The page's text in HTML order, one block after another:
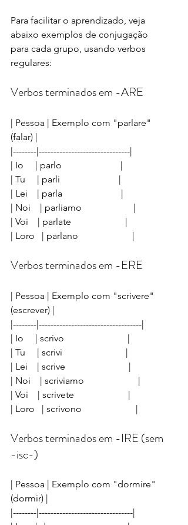
Para facilitar o aprendizado, veja
abaixo exemplos de conjugação
para cada grupo, usando verbos
regulares:
Verbos terminados em -ARE
| Pessoa | Exemplo com "parlare"
(falar) |
|--------|-------------------------------|
| Io     | parlo                         |
| Tu     | parli                         |
| Lei    | parla                         |
| Noi    | parliamo                      |
| Voi    | parlate                       |
| Loro   | parlano                       |
Verbos terminados em -ERE
| Pessoa | Exemplo com "scrivere"
(escrever) |
|--------|-----------------------------------|
| Io     | scrivo                           |
| Tu     | scrivi                           |
| Lei    | scrive                           |
| Noi    | scriviamo                       |
| Voi    | scrivete                       |
| Loro   | scrivono                       |
Verbos terminados em -IRE (sem
-isc-)
| Pessoa | Exemplo com "dormire"
(dormir) |
|--------|--------------------------------|